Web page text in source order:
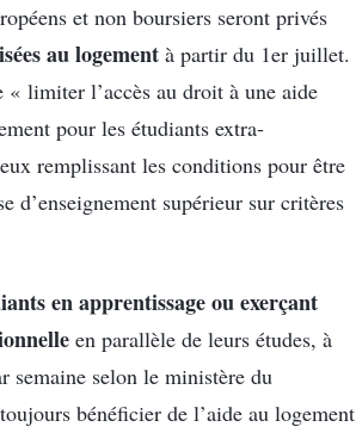
et non boursiers seront privés
au logement à partir du 1er juillet.
« limiter l’accès au droit à une aide
pour les étudiants extra-
remplissant les conditions pour être
d’enseignement supérieur sur critères
en apprentissage ou exerçant
en parallèle de leurs études, à
semaine selon le ministère du
bénéficier de l’aide au logement